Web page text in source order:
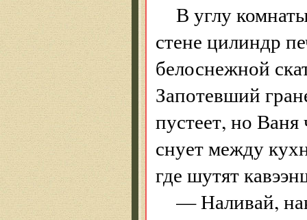
В углу
стене цилиндр
белоснежной
Запотевший
пустеет, но Ваня
снует между
где шутят
— Наливай,